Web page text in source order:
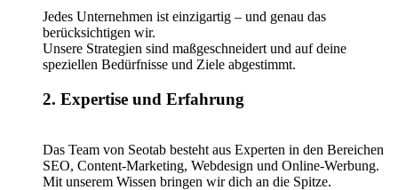
Jedes Unternehmen ist einzigartig – und genau das
berücksichtigen wir.
Unsere Strategien sind maßgeschneidert und auf deine
speziellen Bedürfnisse und Ziele abgestimmt.
2. Expertise und Erfahrung
Das Team von Seotab besteht aus Experten in den Bereichen
SEO, Content-Marketing, Webdesign und Online-Werbung.
Mit unserem Wissen bringen wir dich an die Spitze.